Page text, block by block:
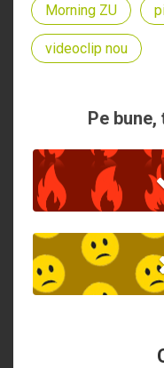
Morning ZU
videoclip nou
Pe